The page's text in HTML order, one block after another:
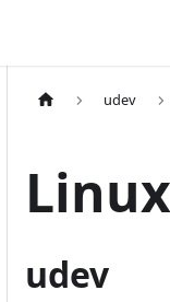
udev
udev